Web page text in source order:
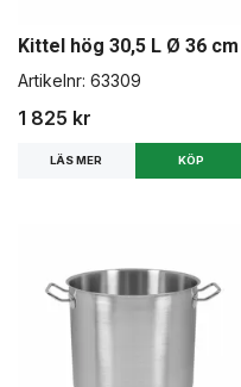
Kittel hög 30,5 L Ø 36 cm
Artikelnr: 63309
1 825 kr
LÄS MER